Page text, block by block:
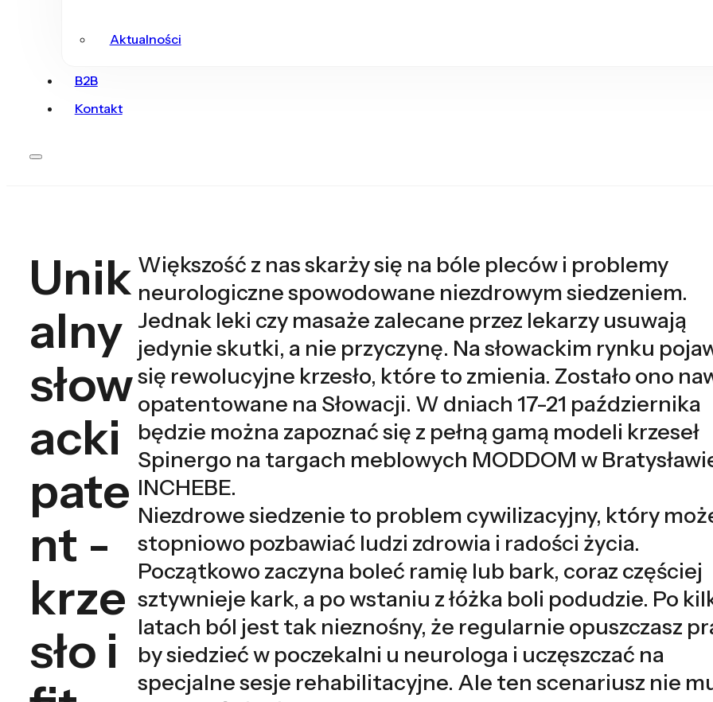
Aktualności
B2B
Kontakt
Unik
alny
słow
acki
pate
nt -
krze
sło i
Większość z nas skarży się na bóle pleców i problemy
neurologiczne spowodowane niezdrowym siedzeniem.
Jednak leki czy masaże zalecane przez lekarzy usuwają
jedynie skutki, a nie przyczynę. Na słowackim rynku
się rewolucyjne krzesło, które to zmienia. Zostało ono
opatentowane na Słowacji. W dniach 17-21 października
będzie można zapoznać się z pełną gamą modeli krzeseł
Spinergo na targach meblowych MODDOM w
INCHEBE.
Niezdrowe siedzenie to problem cywilizacyjny, który
stopniowo pozbawiać ludzi zdrowia i radości życia.
Początkowo zaczyna boleć ramię lub bark, coraz częściej
sztywnieje kark, a po wstaniu z łóżka boli podudzie. Po
latach ból jest tak nieznośny, że regularnie opuszczasz
by siedzieć w poczekalni u neurologa i uczęszczać na
specjalne sesje rehabilitacyjne. Ale ten scenariusz nie